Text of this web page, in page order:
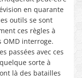
en quarante
outils se sont
ces règles à
OMD interroge.
passées avec ces
sorte à
là des batailles